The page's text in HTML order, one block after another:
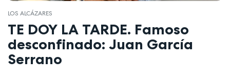
LOS ALCÁZARES
TE DOY LA TARDE. Famoso
desconfinado: Juan García
Serrano